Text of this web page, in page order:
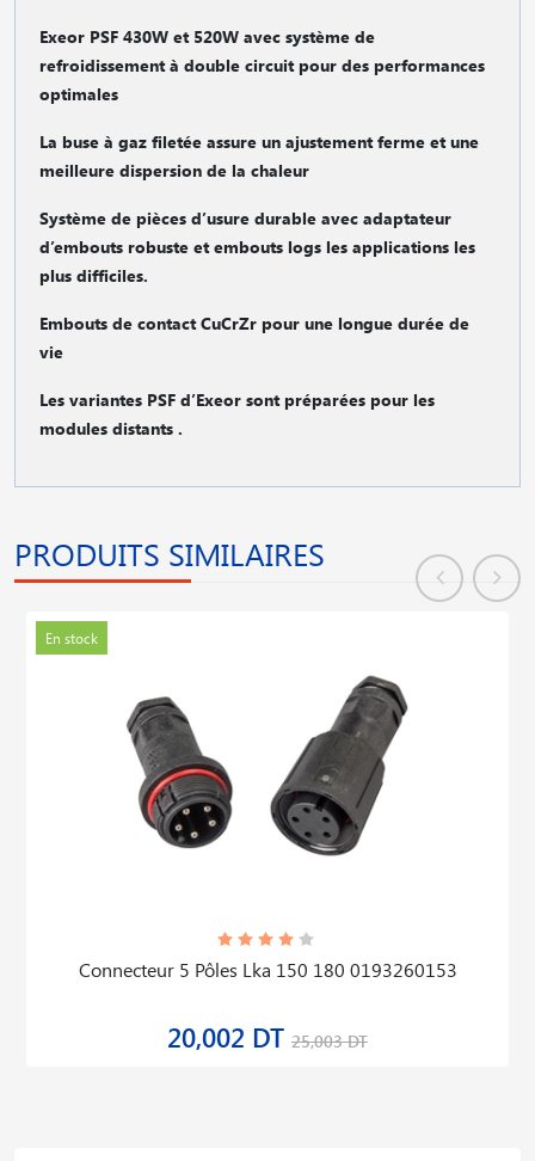
Exeor PSF 430W et 520W avec système de
refroidissement à double circuit pour des performances
optimales
La buse à gaz filetée assure un ajustement ferme et une
meilleure dispersion de la chaleur
Système de pièces d’usure durable avec adaptateur
d’embouts robuste et embouts logs les applications les
plus difficiles.
Embouts de contact CuCrZr pour une longue durée de
vie
Les variantes PSF d’Exeor sont préparées pour les
modules distants .
PRODUITS SIMILAIRES
En stock
Connecteur 5 Pôles Lka 150 180 0193260153
20,002 DT 25,003 DT